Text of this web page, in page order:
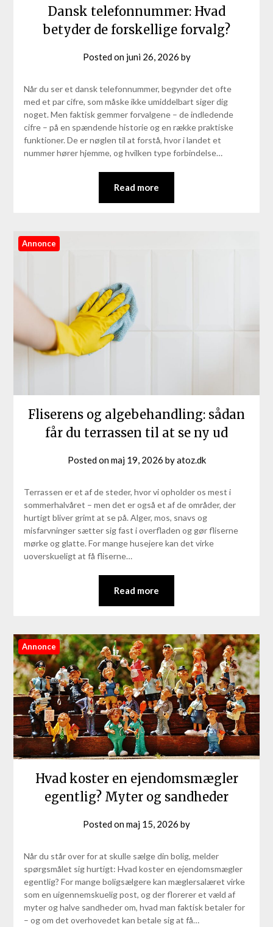
Dansk telefonnummer: Hvad
betyder de forskellige forvalg?
Posted on juni 26, 2026 by
Når du ser et dansk telefonnummer, begynder det ofte
med et par cifre, som måske ikke umiddelbart siger dig
noget. Men faktisk gemmer forvalgene – de indledende
cifre – på en spændende historie og en række praktiske
funktioner. De er nøglen til at forstå, hvor i landet et
nummer hører hjemme, og hvilken type forbindelse…
Read more
Annonce
Fliserens og algebehandling: sådan
får du terrassen til at se ny ud
Posted onmaj 19, 2026 byatoz.dk
Terrassen er et af de steder, hvor vi opholder os mest i
sommerhalvåret – men det er også et af de områder, der
hurtigt bliver grimt at se på. Alger, mos, snavs og
misfarvninger sætter sig fast i overfladen og gør fliserne
mørke og glatte. For mange husejere kan det virke
uoverskueligt at få fliserne…
Read more
Annonce
Hvad koster en ejendomsmægler
egentlig? Myter og sandheder
Posted onmaj 15, 2026 by
Når du står over for at skulle sælge din bolig, melder
spørgsmålet sig hurtigt: Hvad koster en ejendomsmægler
egentlig? For mange boligsælgere kan mæglersalæret virke
som en uigennemskuelig post, og der florerer et væld af
myter og halve sandheder om, hvad man faktisk betaler for
– og om det overhovedet kan betale sig at få…